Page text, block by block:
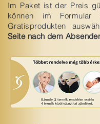
Im Paket ist der Preis
können im
Gratisprodukten
Seite nach dem